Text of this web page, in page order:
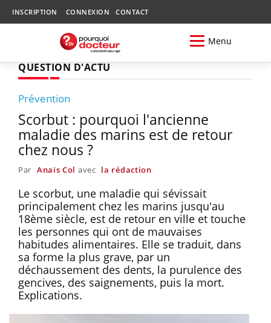
INSCRIPTION CONNEXION CONTACT
Menu
QUESTION D'ACTU
Prévention
Scorbut : pourquoi l'ancienne
maladie des marins est de retour
chez nous ?
Par Anaïs Col avec la rédaction
Le scorbut, une maladie qui sévissait
principalement chez les marins jusqu'au
18ème siècle, est de retour en ville et touche
les personnes qui ont de mauvaises
habitudes alimentaires. Elle se traduit, dans
sa forme la plus grave, par un
déchaussement des dents, la purulence des
gencives, des saignements, puis la mort.
Explications.